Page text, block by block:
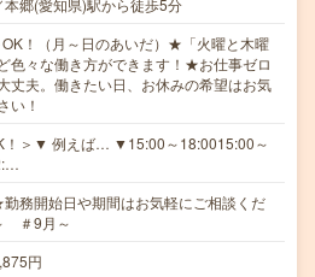
郷(愛知県)駅から徒歩5分
！（月～日のあいだ）★「火曜と木曜
色々な働き方ができます！★お仕事ゼロ
丈夫。働きたい日、お休みの希望はお気
い！
！＞▼ 例えば… ▼15:00～18:0015:00～
務開始日や期間はお気軽にご相談くだ
＃9月～
円